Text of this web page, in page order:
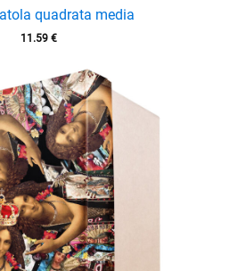
quadrata media
11.59 €